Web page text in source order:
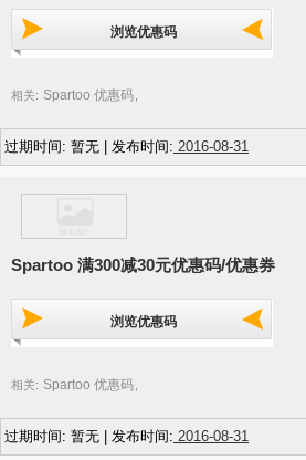
浏览优惠码
相关: Spartoo 优惠码
过期时间: 暂无 | 发布时间: 2016-08-31
Spartoo 满300减30元优惠码/优惠券
浏览优惠码
相关: Spartoo 优惠码
过期时间: 暂无 | 发布时间: 2016-08-31